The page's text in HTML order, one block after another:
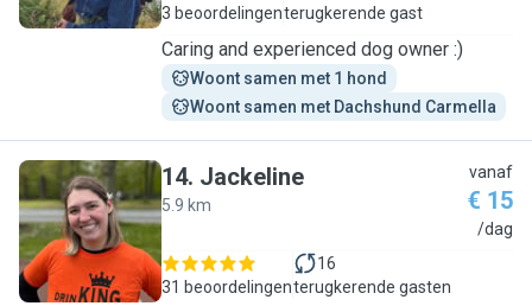
3 beoordelingenterugkerende gast
Caring and experienced dog owner :)
Woont samen met 1 hond
Woont samen met Dachshund Carmella
J
14. Jackeline
5.9 km
vanaf
€ 15
/dag
31 beoordelingen
16
terugkerende gasten